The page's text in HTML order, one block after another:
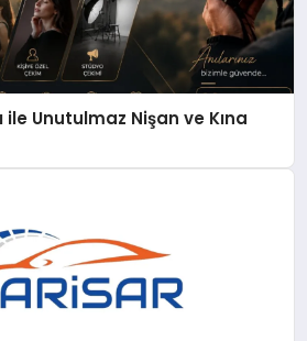
Unutulmaz Nişan ve Kına